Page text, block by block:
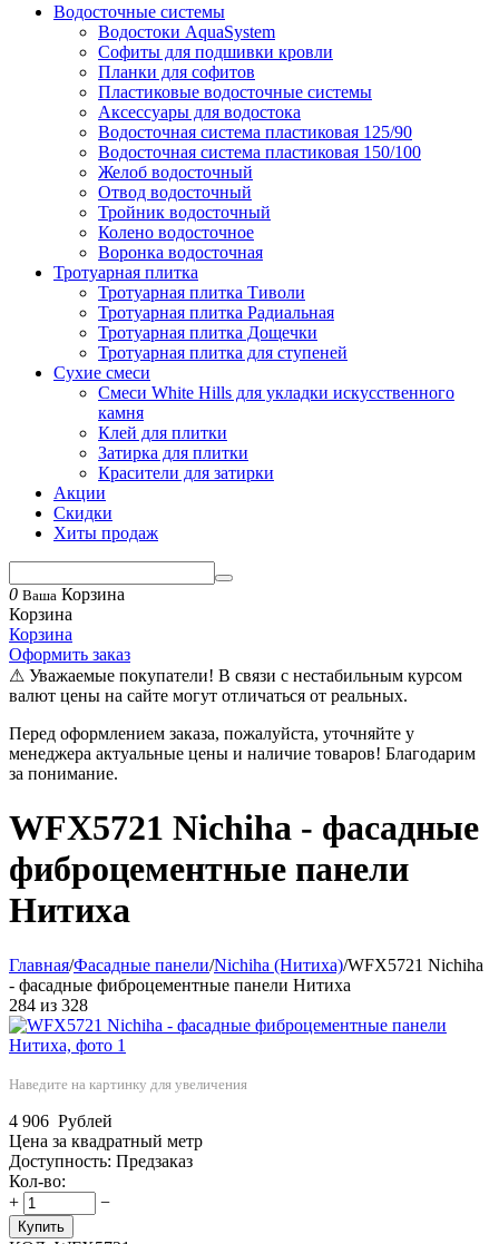
Водосточные системы
Водостоки AquaSystem
Софиты для подшивки кровли
Планки для софитов
Пластиковые водосточные системы
Аксессуары для водостока
Водосточная система пластиковая 125/90
Водосточная система пластиковая 150/100
Желоб водосточный
Отвод водосточный
Тройник водосточный
Колено водосточное
Воронка водосточная
Тротуарная плитка
Тротуарная плитка Тиволи
Тротуарная плитка Радиальная
Тротуарная плитка Дощечки
Тротуарная плитка для ступеней
Сухие смеси
Смеси White Hills для укладки искусственного
камня
Клей для плитки
Затирка для плитки
Красители для затирки
Акции
Скидки
Хиты продаж
0 Ваша Корзина
Корзина
Корзина
Оформить заказ
⚠ Уважаемые покупатели! В связи с нестабильным курсом
валют цены на сайте могут отличаться от реальных.
Перед оформлением заказа, пожалуйста, уточняйте у
менеджера актуальные цены и наличие товаров! Благодарим
за понимание.
WFX5721 Nichiha - фасадные
фиброцементные панели
Нитиха
Главная/Фасадные панели/Nichiha (Нитиха)/WFX5721 Nichiha
- фасадные фиброцементные панели Нитиха
284 из 328
Наведите на картинку для увеличения
4 906 Рублей
Цена за квадратный метр
Доступность: Предзаказ
Кол-во:
+
−
Купить